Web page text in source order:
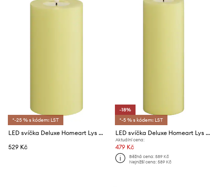
*-25 % s kódem: LST
LED svíčka Deluxe Homeart Lys Gul Bloklys 7,5 x 15 cm
529 Kč
-18%
*-5 % s kódem: LST
LED svíčka Deluxe Homeart Lys Gul Bloklys 7,5 x 20 cm
Aktuální cena:
479 Kč
Běžná cena:589 Kč
Nejnižší cena:589 Kč